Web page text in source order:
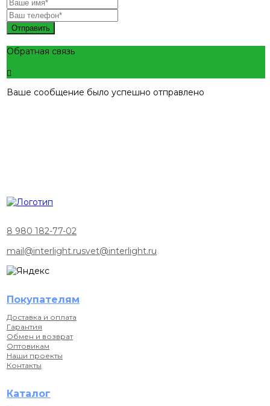
Отправить
Обратная связь
Ваше сообщение было успешно отправлено
8 980 182-77-02
mail@interlight.rusvet@interlight.ru
Покупателям
Доставка и оплата
Гарантия
Обмен и возврат
Оптовикам
Наши проекты
Контакты
Каталог